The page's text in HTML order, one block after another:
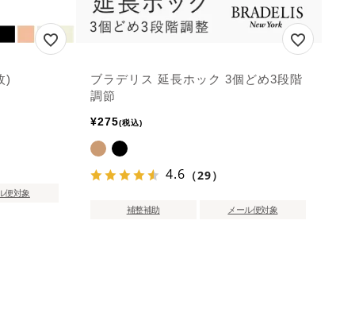
)
便対象
ブラデリス 延長ホック 3個どめ3段階
調節
¥275 税込
4.6 （29）
補整補助 メール便対象